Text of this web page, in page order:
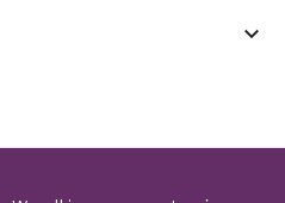
keyboard_arrow_down